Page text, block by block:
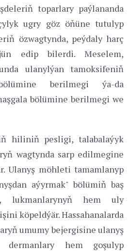
toparlary paýlananda
ugry göz öňüne tutulyp
özwagtynda, peýdaly harç
edip bilerdi. Meselem,
ulanylýan tamoksifeniň
berilmegi ýa-da
bölümine berilmegi we
hiliniň pesligi, talabalaýyk
wagtynda sarp edilmegine
Ulanyş möhleti tamamlanyp
aýyrmak" bölümiň baş
lukmanlarynyň hem uly
köpeldýär. Hassahanalarda
umumy bejergisine ulanyş
dermanlary hem goşulyp